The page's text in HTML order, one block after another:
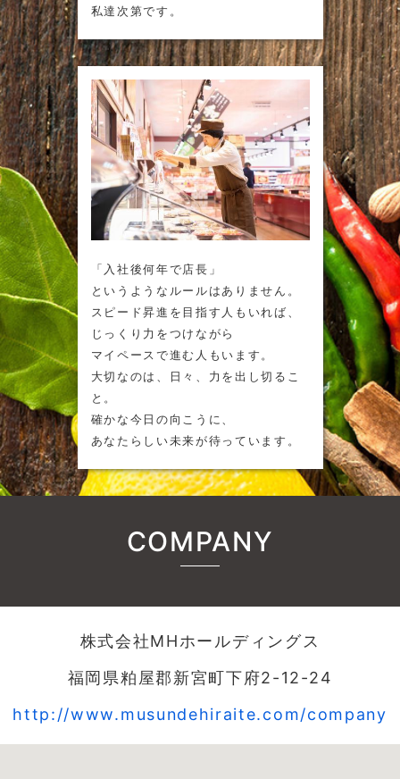
私達次第です。
「入社後何年で店長」
というようなルールはありません。
スピード昇進を目指す人もいれば、
じっくり力をつけながら
マイペースで進む人もいます。
大切なのは、日々、力を出し切るこ
と。
確かな今日の向こうに、
あなたらしい未来が待っています。
COMPANY
株式会社MHホールディングス
福岡県粕屋郡新宮町下府2-12-24
http://www.musundehiraite.com/company